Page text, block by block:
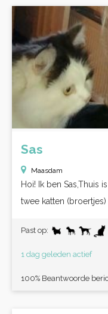
Sas
Maasdam
Hoi! Ik ben Sas,Thuis
twee katten (broertjes)
Past op:
1 dag geleden actief
100% Beantwoorde